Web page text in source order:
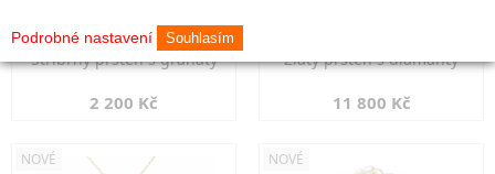
Stříbrný prsten s granáty
2 200 Kč
Zlatý prsten s diamanty
11 800 Kč
NOVÉ NOVÉ
Podrobné nastavení Souhlasím